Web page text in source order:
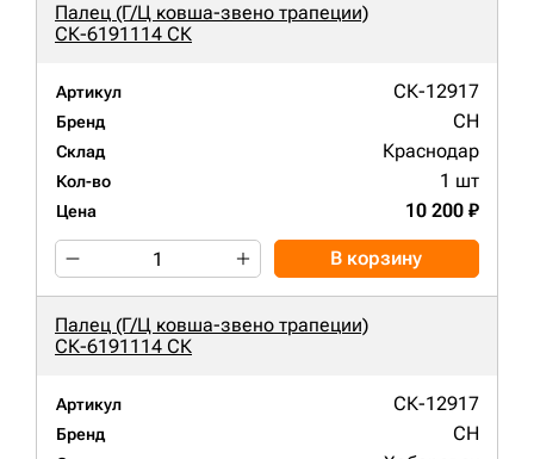
Палец (Г/Ц ковша-звено трапеции)
СК-6191114 СК
Артикул СК-12917
Бренд CH
Склад Краснодар
Кол-во 1 шт
Цена 10 200 ₽
В корзину
Палец (Г/Ц ковша-звено трапеции)
СК-6191114 СК
Артикул СК-12917
Бренд CH